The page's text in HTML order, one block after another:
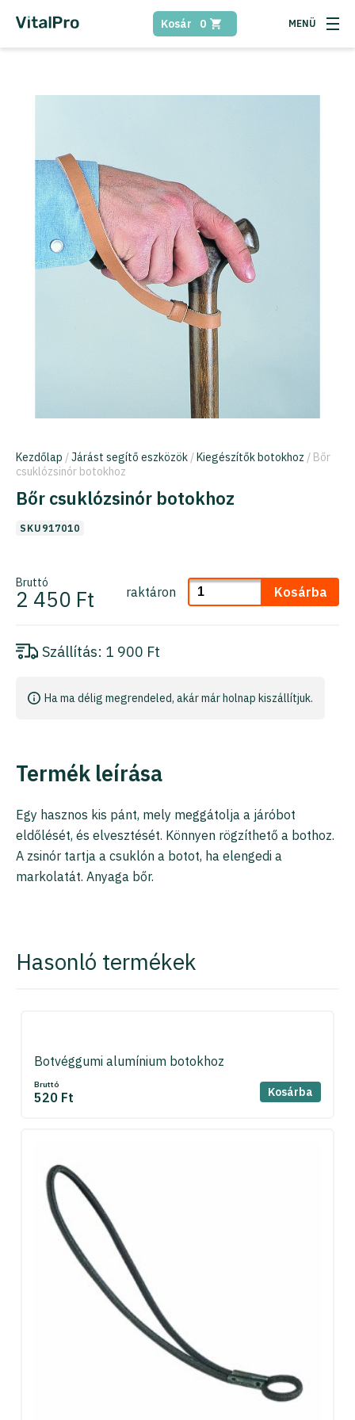
Kosár 0
Kezdőlap /Járást segítő eszközök /Kiegészítők botokhoz / Bőr
csuklózsinór botokhoz
Bőr csuklózsinór botokhoz
SKU917010
Bruttó
2 450 Ft raktáron Kosárba
Szállítás: 1 900 Ft
Ha ma délig megrendeled, akár már holnap kiszállítjuk.
Termék leírása
Egy hasznos kis pánt, mely meggátolja a járóbot
eldőlését, és elvesztését. Könnyen rögzíthető a bothoz.
A zsinór tartja a csuklón a botot, ha elengedi a
markolatát. Anyaga bőr.
Hasonló termékek
Botvéggumi alumínium botokhoz
Bruttó
520 Ft Kosárba